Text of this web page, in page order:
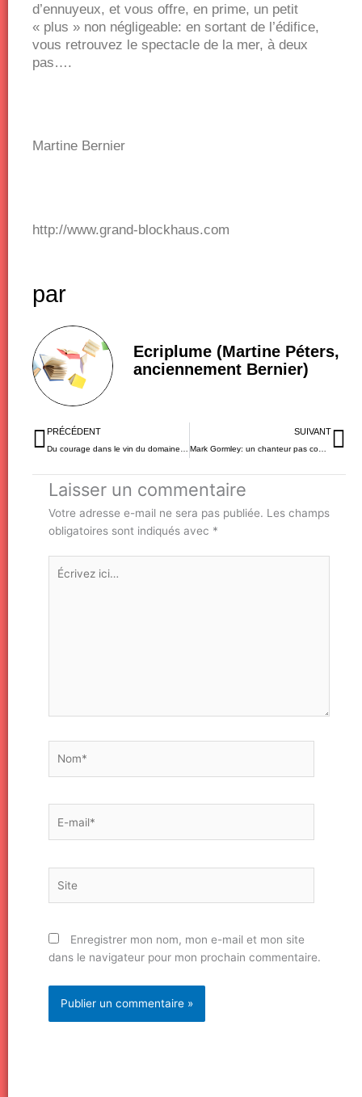
d’ennuyeux, et vous offre, en prime, un petit
« plus » non négligeable: en sortant de l’édifice,
vous retrouvez le spectacle de la mer, à deux
pas….
Martine Bernier
http://www.grand-blockhaus.com
par
Ecriplume (Martine Péters,
anciennement Bernier)
Précédent
PRÉCÉDENT SUIVANT
Mark Gormley: un chanteur pas comme les autres
Laisser un commentaire
Votre adresse e-mail ne sera pas publiée. Les champs
obligatoires sont indiqués avec *
Écrivez
ici…
mail*
Enregistrer mon nom, mon e-mail et mon site
dans le navigateur pour mon prochain commentaire.